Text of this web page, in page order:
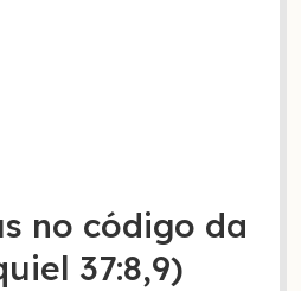
no código da
37:8,9)